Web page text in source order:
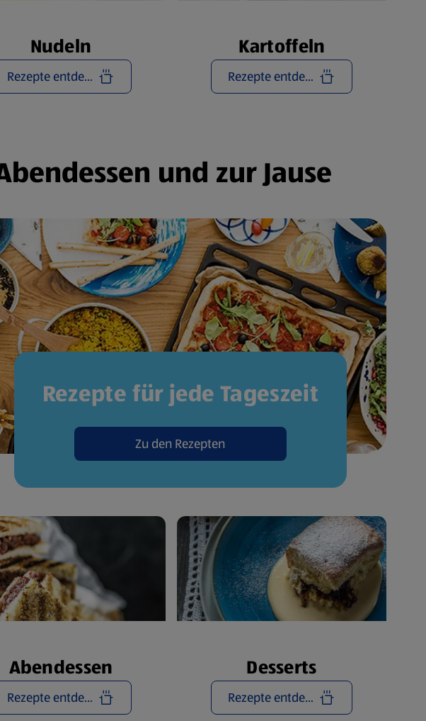
Nudeln
Rezepte entdecken
Kartoffeln
Rezepte entdecken
und zur Jause
Rezepte für jede Tageszeit
Zu den Rezepten
Abendessen
Rezepte entdecken
Desserts
Rezepte entdecken